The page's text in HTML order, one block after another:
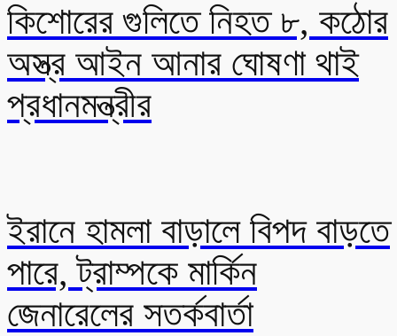
কিশোরের গুলিতে নিহত ৮, কঠোর
অস্ত্র আইন আনার ঘোষণা থাই
প্রধানমন্ত্রীর
ইরানে হামলা বাড়ালে বিপদ বাড়তে
পারে, ট্রাম্পকে মার্কিন
জেনারেলের সতর্কবার্তা